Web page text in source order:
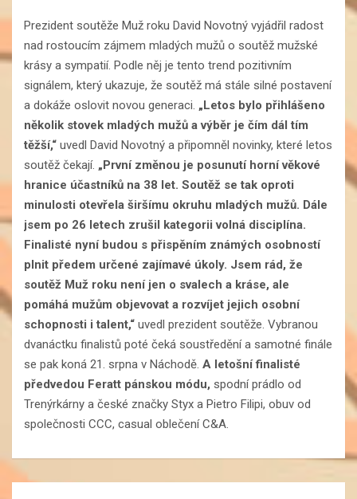
Prezident soutěže Muž roku David Novotný vyjádřil radost
nad rostoucím zájmem mladých mužů o soutěž mužské
krásy a sympatií. Podle něj je tento trend pozitivním
signálem, který ukazuje, že soutěž má stále silné postavení
a dokáže oslovit novou generaci. „Letos bylo přihlášeno
několik stovek mladých mužů a výběr je čím dál tím
těžší,“ uvedl David Novotný a připomněl novinky, které letos
soutěž čekají. „První změnou je posunutí horní věkové
hranice účastníků na 38 let. Soutěž se tak oproti
minulosti otevřela širšímu okruhu mladých mužů. Dále
jsem po 26 letech zrušil kategorii volná disciplína.
Finalisté nyní budou s přispěním známých osobností
plnit předem určené zajímavé úkoly. Jsem rád, že
soutěž Muž roku není jen o svalech a kráse, ale
pomáhá mužům objevovat a rozvíjet jejich osobní
schopnosti i talent,“ uvedl prezident soutěže. Vybranou
dvanáctku finalistů poté čeká soustředění a samotné finále
se pak koná 21. srpna v Náchodě. A letošní finalisté
předvedou Feratt pánskou módu, spodní prádlo od
Trenýrkárny a české značky Styx a Pietro Filipi, obuv od
společnosti CCC, casual oblečení C&A.